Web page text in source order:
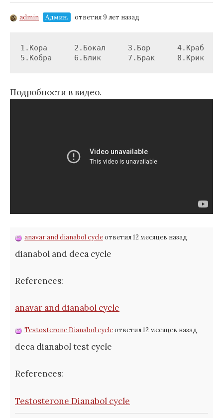
admin Админ. ответил 9 лет назад
1.Кора      2.Бокал     3.Бор      4.Краб
5.Кобра     6.Блик      7.Брак     8.Крик
Подробности в видео.
anavar and dianabol cycleответил 12 месяцев назад
dianabol and deca cycle
References:
anavar and dianabol cycle
Testosterone Dianabol cycleответил 12 месяцев назад
deca dianabol test cycle
References:
Testosterone Dianabol cycle